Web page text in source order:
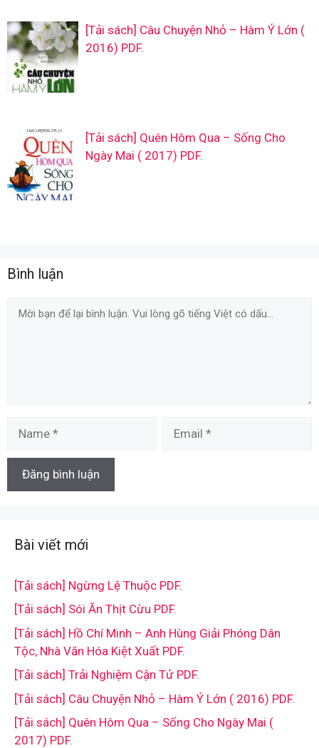
[Tải sách] Câu Chuyện Nhỏ – Hàm Ý Lớn (
2016) PDF.
[Tải sách] Quên Hôm Qua – Sống Cho
Ngày Mai ( 2017) PDF.
Bình luận
Comment
Bài viết mới
[Tải sách] Ngừng Lệ Thuộc PDF.
[Tải sách] Sói Ăn Thịt Cừu PDF.
[Tải sách] Hồ Chí Minh – Anh Hùng Giải Phóng Dân
Tộc, Nhà Văn Hóa Kiệt Xuất PDF.
[Tải sách] Trải Nghiệm Cận Tử PDF.
[Tải sách] Câu Chuyện Nhỏ – Hàm Ý Lớn ( 2016) PDF.
[Tải sách] Quên Hôm Qua – Sống Cho Ngày Mai (
2017) PDF.